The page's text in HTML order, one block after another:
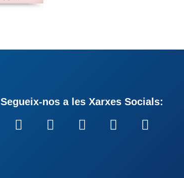
Segueix-nos a les Xarxes Socials: